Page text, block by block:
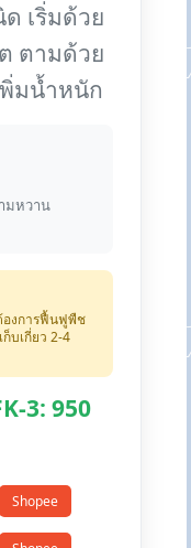
เริ่มด้วย
ตามด้วย
พิ่มน้ำหนัก
มหวาน
องการฟื้นฟูพืช
บเกี่ยว 2-4
3: 950
Shopee